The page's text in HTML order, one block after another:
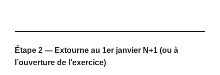
Étape 2 — Extourne au 1er janvier N+1 (ou à
l’ouverture de l’exercice)